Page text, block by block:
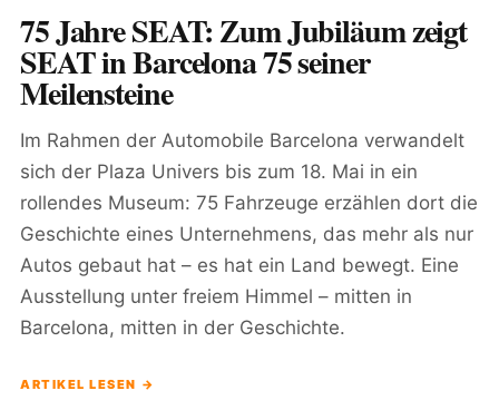
75 Jahre SEAT: Zum Jubiläum zeigt
SEAT in Barcelona 75 seiner
Meilensteine
Im Rahmen der Automobile Barcelona verwandelt
sich der Plaza Univers bis zum 18. Mai in ein
rollendes Museum: 75 Fahrzeuge erzählen dort die
Geschichte eines Unternehmens, das mehr als nur
Autos gebaut hat – es hat ein Land bewegt. Eine
Ausstellung unter freiem Himmel – mitten in
Barcelona, mitten in der Geschichte.
ARTIKEL LESEN →